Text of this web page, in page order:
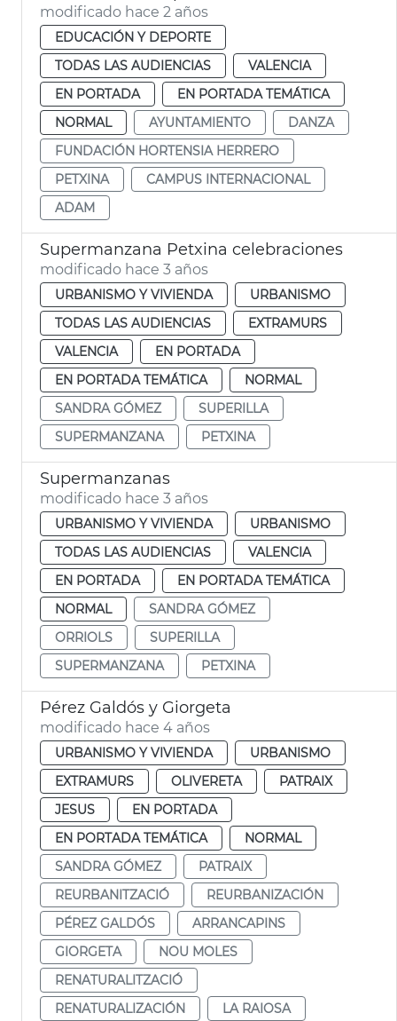
modificado hace 2 años
EDUCACIÓN Y DEPORTE
TODAS LAS AUDIENCIAS
VALENCIA
EN PORTADA
EN PORTADA TEMÁTICA
NORMAL
AYUNTAMIENTO
DANZA
FUNDACIÓN HORTENSIA HERRERO
PETXINA
CAMPUS INTERNACIONAL
ADAM
Supermanzana Petxina celebraciones
modificado hace 3 años
URBANISMO Y VIVIENDA
URBANISMO
TODAS LAS AUDIENCIAS
EXTRAMURS
VALENCIA
EN PORTADA
EN PORTADA TEMÁTICA
NORMAL
SANDRA GÓMEZ
SUPERILLA
SUPERMANZANA
PETXINA
Supermanzanas
modificado hace 3 años
URBANISMO Y VIVIENDA
URBANISMO
TODAS LAS AUDIENCIAS
VALENCIA
EN PORTADA
EN PORTADA TEMÁTICA
NORMAL
SANDRA GÓMEZ
ORRIOLS
SUPERILLA
SUPERMANZANA
PETXINA
Pérez Galdós y Giorgeta
modificado hace 4 años
URBANISMO Y VIVIENDA
URBANISMO
EXTRAMURS
OLIVERETA
PATRAIX
JESUS
EN PORTADA
EN PORTADA TEMÁTICA
NORMAL
SANDRA GÓMEZ
PATRAIX
REURBANITZACIÓ
REURBANIZACIÓN
PÉREZ GALDÓS
ARRANCAPINS
GIORGETA
NOU MOLES
RENATURALITZACIÓ
RENATURALIZACIÓN
LA RAIOSA